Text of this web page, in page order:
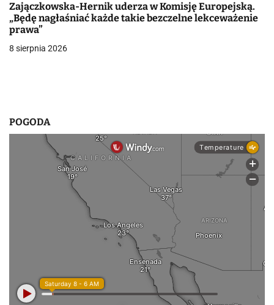
s
u
Zajączkowska-Hernik uderza w Komisję Europejską.
„Będę nagłaśniać każde takie bezczelne lekceważenie
prawa”
8 sierpnia 2026
POGODA